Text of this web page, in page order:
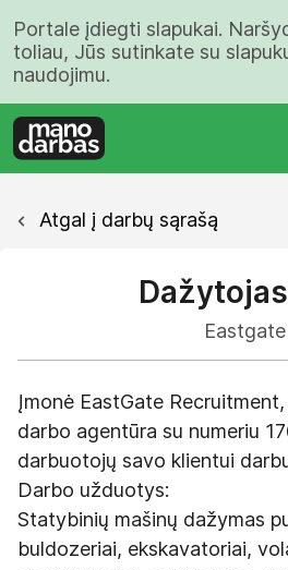
Portale įdiegti slapukai.
toliau, Jūs sutinkate su
naudojimu.
Atgal į darbų sąrašą
Eastgate
Įmonė EastGate
darbo agentūra su numeriu
darbuotojų savo klientui
Darbo užduotys:
Statybinių mašinų dažymas
buldozeriai, ekskavatoriai,